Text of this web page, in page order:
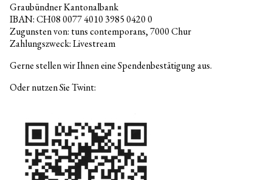
Graubündner Kantonalbank
IBAN: CH08 0077 4010 3985 0420 0
Zugunsten von: tuns contemporans, 7000 Chur
Zahlungszweck: Livestream
Gerne stellen wir Ihnen eine Spendenbestätigung aus.
Oder nutzen Sie Twint: